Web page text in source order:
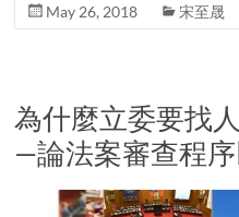
May 26, 2018 宋至晟
為什麼立委要找
—論法案審查程